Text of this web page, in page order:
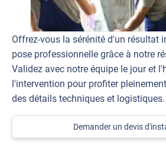
Offrez-vous la sérénité d'un résultat
pose professionnelle grâce à notre
Validez avec notre équipe le jour et
l'intervention pour profiter
des détails techniques et logistiques.
Demander un devis